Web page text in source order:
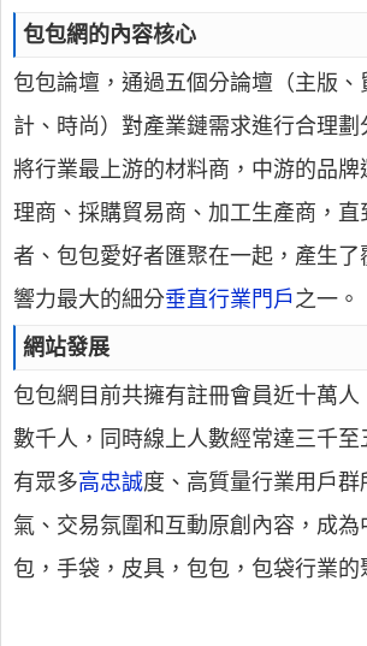
包包網的內容核心
包包論壇，通過五個分論壇（主版、
計、時尚）對產業鏈需求進行合理劃
將行業最上游的材料商，中游的品
理商、採購貿易商、加工生產商，直
者、包包愛好者匯聚在一起，產生了
響力最大的細分垂直行業門戶 之一。
網站發展
包包網目前共擁有註冊會員近十萬
數千人，同時線上人數經常達三千
有眾多高忠誠度、高質量行業用戶群
氣、交易氛圍和互動原創內容，成為
包，手袋，皮具，包包，包袋行業的